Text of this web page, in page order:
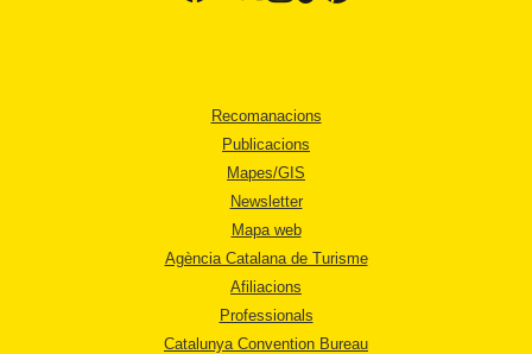
Recomanacions
Publicacions
Mapes/GIS
Newsletter
Mapa web
Agència Catalana de Turisme
Afiliacions
Professionals
Catalunya Convention Bureau